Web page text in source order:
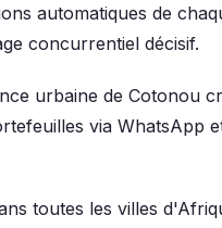
automatiques de
concurrentiel décisif.
urbaine de Cotonou
via WhatsApp
toutes les villes